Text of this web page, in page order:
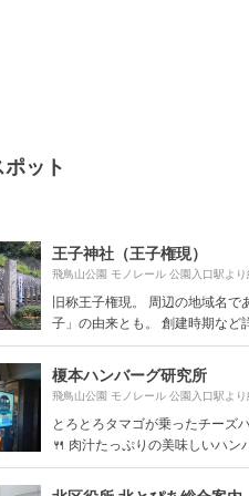
ット
王子神社（王子権現）
飛鳥山公園 モノレール 公園入口駅よ
旧称王子権現。 周辺の地域名で
子」の由来とも。 創建時期など
榎本ハンバーグ研究所
飛鳥山公園 モノレール 公園入口駅よ
とろとろタマゴが乗ったチーズ
🍴 肉汁たっぷりの美味しいハン